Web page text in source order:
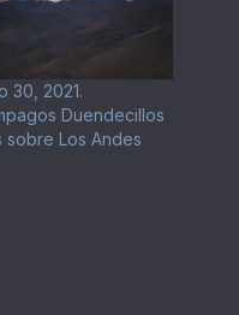
30, 2021.
Duendecillos
sobre Los Andes